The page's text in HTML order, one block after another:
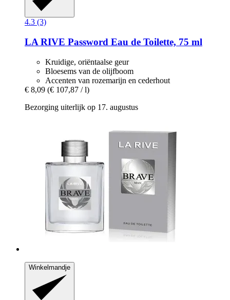
4.3 (3)
LA RIVE Password Eau de Toilette, 75 ml
Kruidige, oriëntaalse geur
Bloesems van de olijfboom
Accenten van rozemarijn en cederhout
€ 8,09 (€ 107,87 / l)
Bezorging uiterlijk op 17. augustus
Winkelmandje